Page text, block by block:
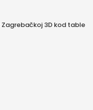
3D kod table